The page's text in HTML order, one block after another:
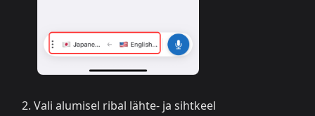
Vali alumisel ribal lähte- ja sihtkeel